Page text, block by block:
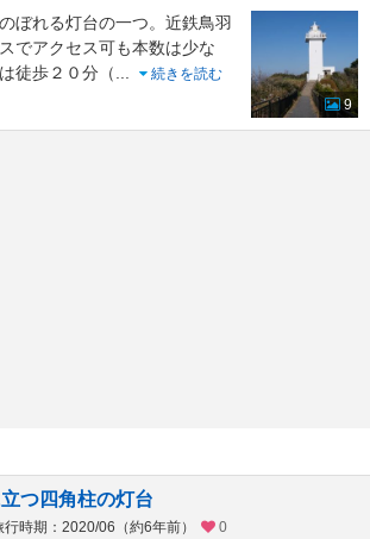
ぼれる灯台の一つ。近鉄鳥羽
でアクセス可も本数は少な
徒歩２０分（
続きを読む
9
つ四角柱の灯台
行時期：2020/06（約6年前）
0